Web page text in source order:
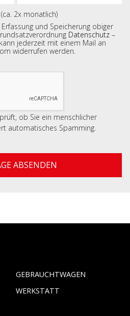
2x monatlich)
und Speicherung obiger
Datenschutz –
jederzeit mit einem Mail an
widerrufen werden.
ob Sie ein menschlicher
automatisches Spamming.
GEBRAUCHTWAGEN
WERKSTATT